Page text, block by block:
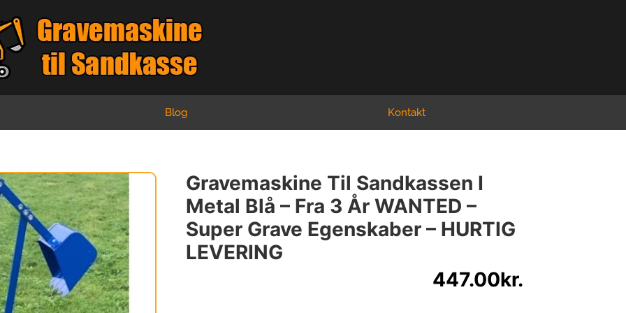
Blog Kontakt
Gravemaskine Til Sandkassen I
Metal Blå – Fra 3 År WANTED –
Super Grave Egenskaber – HURTIG
LEVERING
447.00kr.